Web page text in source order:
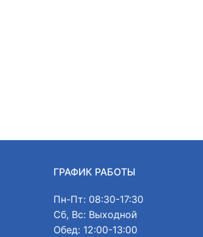
ГРАФИК РАБОТЫ
Пн-Пт: 08:30-17:30
Сб, Вс: Выходной
Обед: 12:00-13:00